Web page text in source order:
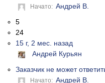
Начато: Андрей В.
5
24
15 г, 2 мес. назад
Андрей Курьян
Заказчик не может
Начато: Андрей В.